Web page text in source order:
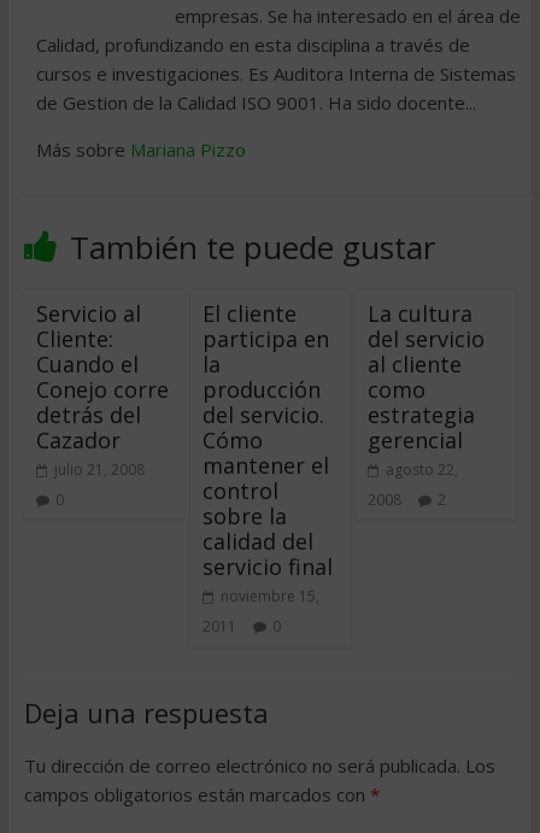
empresas. Se ha interesado en el área de
Calidad, profundizando en esta disciplina a través de
cursos e investigaciones. Es Auditora Interna de Sistemas
de Gestion de la Calidad ISO 9001. Ha sido docente...
Más sobre Mariana Pizzo
También te puede gustar
Servicio al
Cliente:
Cuando el
Conejo corre
detrás del
Cazador
julio 21, 2008
0
El cliente
participa en
la
producción
del servicio.
Cómo
mantener el
control
sobre la
calidad del
servicio final
noviembre 15,
2011
0
La cultura
del servicio
al cliente
como
estrategia
gerencial
agosto 22,
2008
2
Deja una respuesta
Tu dirección de correo electrónico no será publicada. Los
campos obligatorios están marcados con *